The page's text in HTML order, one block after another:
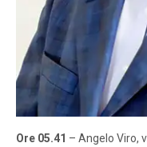
Ore 05.41 – Angelo Viro,